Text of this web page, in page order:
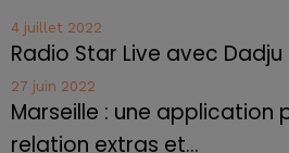
4 juillet 2022
Radio Star Live avec Dadju
27 juin 2022
Marseille : une application
relation extras et...